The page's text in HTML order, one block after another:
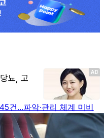
건…파악·관리 체계 미비